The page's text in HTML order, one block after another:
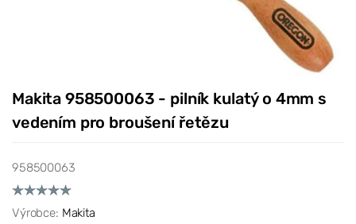
Makita 958500063 - pilník kulatý o 4mm s
vedením pro broušení řetězu
958500063
Výrobce: Makita